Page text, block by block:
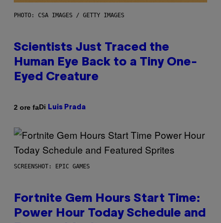
PHOTO: CSA IMAGES / GETTY IMAGES
Scientists Just Traced the
Human Eye Back to a Tiny One-
Eyed Creature
2 ore faDi Luis Prada
SCREENSHOT: EPIC GAMES
Fortnite Gem Hours Start Time:
Power Hour Today Schedule and